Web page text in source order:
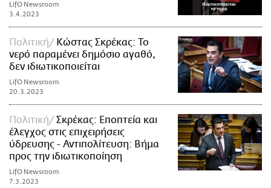
LifO Newsroom
3.4.2023
Πολιτική
Κώστας Σκρέκας: Το
νερό παραμένει δημόσιο αγαθό,
δεν ιδιωτικοποιείται
LifO Newsroom
20.3.2023
Πολιτική
Σκρέκας: Εποπτεία και
έλεγχος στις επιχειρήσεις
ύδρευσης - Αντιπολίτευση: Βήμα
προς την ιδιωτικοποίηση
LifO Newsroom
7.3.2023